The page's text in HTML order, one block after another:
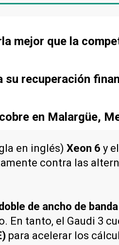
mejor que la
su recuperación
en Malargüe,
en inglés) Xeon 6 y
contra las
de ancho de
En tanto, el Gaudi 3
para acelerar los